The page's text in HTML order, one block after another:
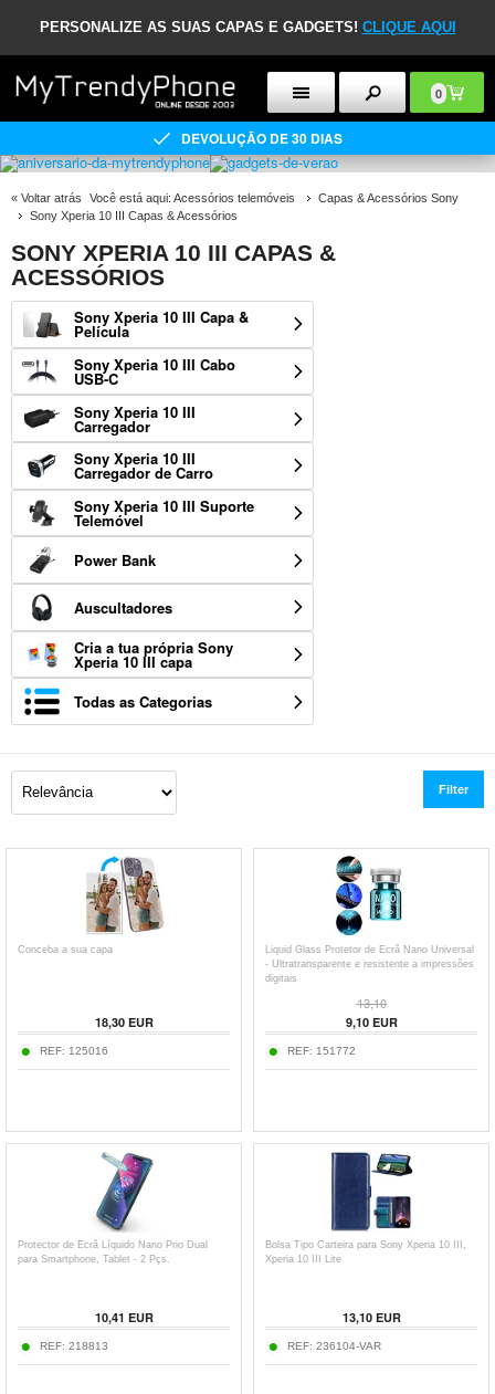
PERSONALIZE AS SUAS CAPAS E GADGETS! CLIQUE AQUI
0
DEVOLUÇÃO DE 30 DIAS
« Voltar atrás Você está aqui: Acessórios telemóveis
Capas & Acessórios Sony
Sony Xperia 10 III Capas & Acessórios
SONY XPERIA 10 III CAPAS &
ACESSÓRIOS
Sony Xperia 10 III Capa &
Película
Sony Xperia 10 III Cabo
USB-C
Sony Xperia 10 III
Carregador
Sony Xperia 10 III
Carregador de Carro
Sony Xperia 10 III Suporte
Telemóvel
Power Bank
Auscultadores
Cria a tua própria Sony
Xperia 10 III capa
Todas as Categorias
Filter
Conceba a sua capa
18,30EUR
REF: 125016
Liquid Glass Protetor de Ecrã Nano Universal
- Ultratransparente e resistente a impressões
digitais
13,10
9,10EUR
REF: 151772
Protector de Ecrã Líquido Nano Prio Dual
para Smartphone, Tablet - 2 Pçs.
10,41 EUR
REF: 218813
Bolsa Tipo Carteira para Sony Xperia 10 III,
Xperia 10 III Lite
13,10EUR
REF: 236104-VAR